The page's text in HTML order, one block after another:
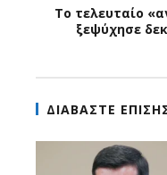
Το τελευταίο
ξεψύχησε
ΔΙΑΒΑΣΤΕ